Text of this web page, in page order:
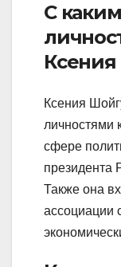
С
Ксения
личностями
сфере
президента
Также она
ассоциации